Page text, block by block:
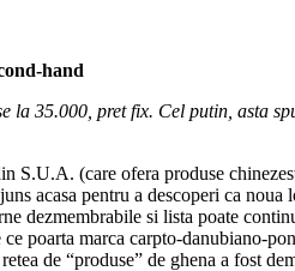
hand
35.000, pret fix. Cel putin, asta
S.U.A. (care ofera produse
acasa pentru a descoperi ca
dezmembrabile si lista poate
poarta marca carpto-danubiano-
de “produse” de ghena a fost